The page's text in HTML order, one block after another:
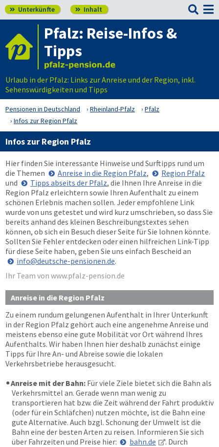
 Unterkünfte  Inhalt 
Pfalz: Reise-Infos &
Tipps
Urlaub in der Pfalz: Links zur Anreise und der Region, inkl.
Sehenswürdigkeiten und Tipps
Pensionen in Deutschland Rheinland-Pfalz
Pfalz
Infos zur Region Pfalz
Infos zur Region Pfalz
Hier finden Sie interessante Hinweise und Surftipps rund um
die Themen
Anreise in die Region Pfalz,
Region Pfalz
und
Tipps abseits der Pfalz, die Ihnen Ihre Anreise in die
Region Pfalz erleichtern sowie Ihren Aufenthalt zu einem
schönen Erlebnis machen sollen. Jeder empfohlene Link
wurde von uns getestet und wird kurz umschrieben, so dass Sie
bereits anhand des kleinen Beschreibungstextes sehen
können, ob sich ein Besuch dieser Seite für Sie lohnen könnte.
Sollten Sie Fehler entdecken oder einen hilfreichen Link-Tipp
für diese Seite haben, geben Sie uns einfach Bescheid an
info@deutsche-pensionen.de.
Ihr Team von www.pfalz-pension.de
Anreise in die Region Pfalz
Zu einem rundum gelungenen Aufenthalt in Ihrer Unterkunft
in der Region Pfalz gehört auch eine angenehme Anreise und
meistens ebenso eine gute Mobilität vor Ort während Ihres
Aufenthalts. Wir haben Ihnen hier deshalb zunächst einige
Tipps für Ihre An- und Abreise sowie die lokalen
Verkehrsbetriebe herausgesucht.
Anreise mit der Bahn: Für viele Ziele bietet sich die Bahn als
Verkehrsmittel an. Gerade wenn man wenig zu
transportieren hat bzw. die Zeit während der Fahrt produktiv
(oder für ein Schläfchen) nutzen möchte, ist die Bahn eine
gute Alternative. Auch bzgl. Schonung der Umwelt ist die
Bahn eine der besten Arten zu reisen. Informieren Sie sich
über Fahrzeiten und Preise hier:
bahn.de
. Durch